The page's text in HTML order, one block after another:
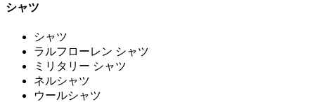
シャツ
シャツ
ラルフローレン シャツ
ミリタリー シャツ
ネルシャツ
ウールシャツ